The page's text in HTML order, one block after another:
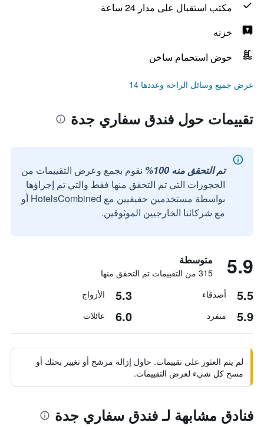
مكتب استقبال على مدار 24 ساعة
خزنه
حوض استحمام ساخن
عرض جميع وسائل الراحة وعددها 14
تقييمات حول فندق سفاري جدة
تم التحقق منه 100%
نقوم بجمع وعرض التقييمات من
الحجوزات التي تم التحقق منها فقط والتي تم إجراؤها
بواسطة مستخدمين حقيقيين مع HotelsCombined أو
مع شركائنا الخارجيين الموثوقين.
5.9 متوسطة
315 من التقييمات تم التحقق منها
5.5 أصدقاء 5.3 الأزواج
5.9 منفرد 6.0 عائلات
لم يتم العثور على تقييمات. حاول إزالة مرشح أو تغيير بحثك أو
مسح كل شيء لعرض التقييمات.
فنادق مشابهة لـ فندق سفاري جدة